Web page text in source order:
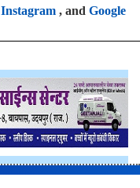
Instagram, and Google